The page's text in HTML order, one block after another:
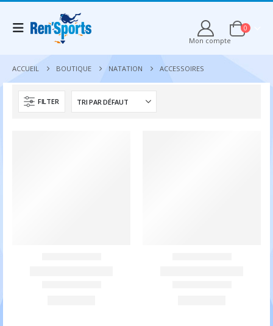
Mon compte
0
ACCUEIL BOUTIQUE NATATION ACCESSOIRES
FILTER